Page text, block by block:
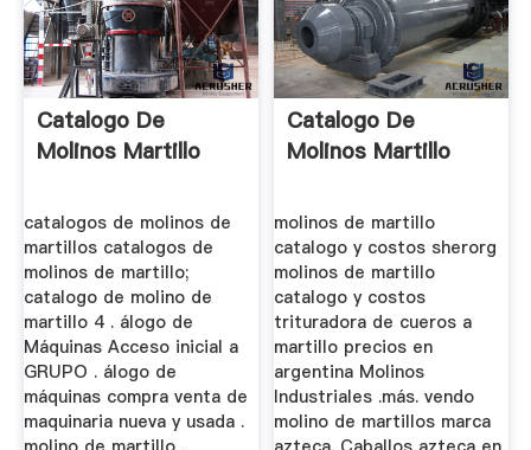
Catalogo De
Molinos Martillo
catalogos de molinos de
martillos catalogos de
molinos de martillo;
catalogo de molino de
martillo 4 . álogo de
Máquinas Acceso inicial a
GRUPO . álogo de
máquinas compra venta de
maquinaria nueva y usada .
Catalogo De
Molinos Martillo
molinos de martillo
catalogo y costos sherorg
molinos de martillo
catalogo y costos
trituradora de cueros a
martillo precios en
argentina Molinos
Industriales .más. vendo
molino de martillos marca